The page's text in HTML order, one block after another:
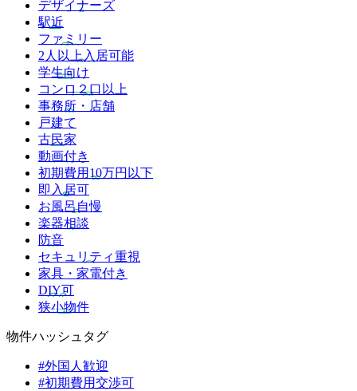
デザイナーズ
駅近
ファミリー
2人以上入居可能
学生向け
コンロ２口以上
事務所・店舗
戸建て
古民家
動画付き
初期費用10万円以下
即入居可
お風呂自慢
楽器相談
防音
セキュリティ重視
家具・家電付き
DIY可
狭小物件
物件ハッシュタグ
#外国人歓迎
#初期費用交渉可